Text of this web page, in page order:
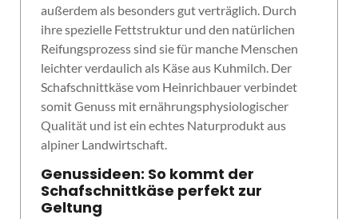
außerdem als besonders gut verträglich. Durch
ihre spezielle Fettstruktur und den natürlichen
Reifungsprozess sind sie für manche Menschen
leichter verdaulich als Käse aus Kuhmilch. Der
Schafschnittkäse vom Heinrichbauer verbindet
somit Genuss mit ernährungsphysiologischer
Qualität und ist ein echtes Naturprodukt aus
alpiner Landwirtschaft.
Genussideen: So kommt der
Schafschnittkäse perfekt zur
Geltung